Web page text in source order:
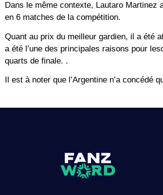
Dans le même contexte, Lautaro Martinez
en 6 matches de la compétition.
Quant au prix du meilleur gardien, il a été
a été l’une des principales raisons pour
quarts de finale. .
Il est à noter que l’Argentine n’a concédé